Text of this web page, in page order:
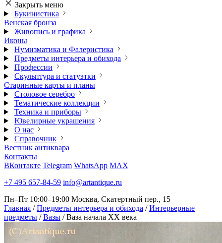
Закрыть меню
Букинистика
Венская бронза
Живопись и графика
Иконы
Нумизматика и Фалеристика
Предметы интерьера и обихода
Профессии
Скульптура и статуэтки
Старинные карты и планы
Столовое серебро
Тематические коллекции
Техника и приборы
Ювелирные украшения
О нас
Справочник
Вестник антиквара
Контакты
ВКонтакте Telegram WhatsApp MAX
+7 495 657-84-59 info@artantique.ru
Пн–Пт 10:00–19:00 Москва, Скатертный пер., 15
Главная / Предметы интерьера и обихода / Интерьерные
предметы / Вазы / Ваза начала XX века